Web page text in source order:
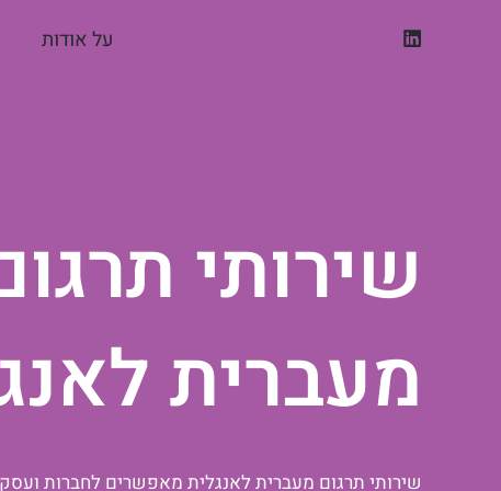
על אודות
שירותי
מעברית
שירותי תרגום מעברית לאנגלית מאפשרים לחברות